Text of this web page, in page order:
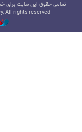
تمامی حقوق این سایت برای
All rights reserved